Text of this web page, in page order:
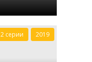
2 серии 2019